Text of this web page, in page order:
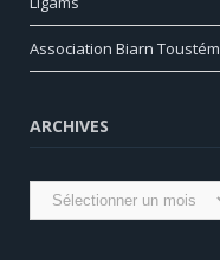
Association Biarn Toustém
ARCHIVES
Archives